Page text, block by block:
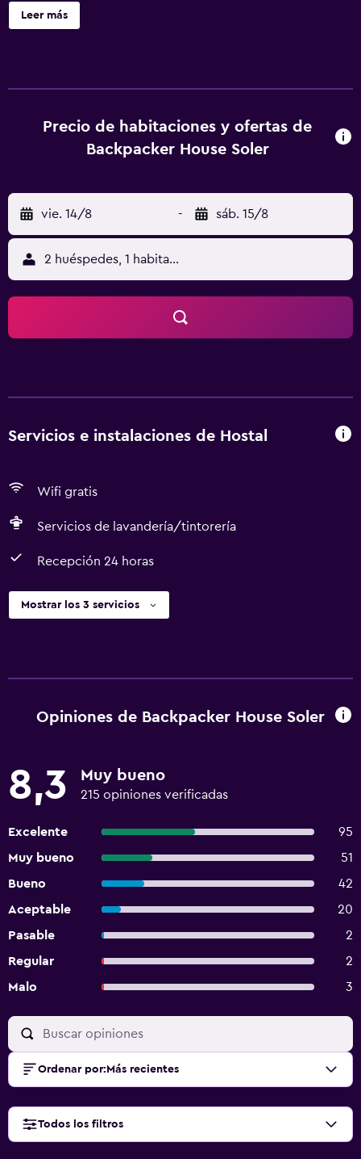
viajan con un presupuesto limitado. Los huéspedes que se
hospedan en las habitaciones también tienen acceso a un
en la misma propiedad; además Pisco es cómodamente
accesible en coche.
Leer más
Precio de habitaciones y ofertas de
Backpacker House Soler
vie. 14/8 - sáb. 15/8
2 huéspedes, 1 habitación
Servicios e instalaciones de Hostal
Wifi gratis
Servicios de lavandería/tintorería
Recepción 24 horas
Mostrar los 3 servicios
Opiniones de Backpacker House Soler
8,3 Muy bueno
215 opiniones verificadas
Excelente
95
Muy bueno
51
Bueno
42
Aceptable
20
Pasable
2
Regular
2
Malo
3
Ordenar por: Más recientes
Todos los filtros